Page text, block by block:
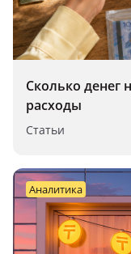
Сколько денег
расходы
Статьи
аналитика